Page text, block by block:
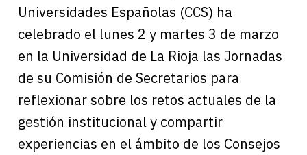
Universidades Españolas (CCS) ha
celebrado el lunes 2 y martes 3 de marzo
en la Universidad de La Rioja las Jornadas
de su Comisión de Secretarios para
reflexionar sobre los retos actuales de la
gestión institucional y compartir
experiencias en el ámbito de los Consejos